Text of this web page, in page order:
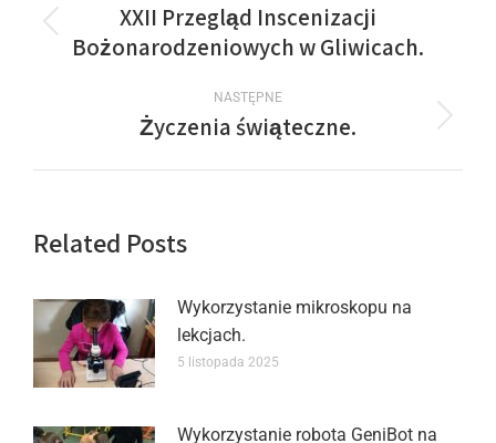
XXII Przegląd Inscenizacji
Bożonarodzeniowych w Gliwicach.
NASTĘPNE
Życzenia świąteczne.
Related Posts
Wykorzystanie mikroskopu na
lekcjach.
5 listopada 2025
Wykorzystanie robota GeniBot na